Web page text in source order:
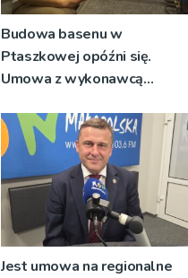
Budowa basenu w
Ptaszkowej opóźni się.
Umowa z wykonawcą
zostanie podpisana
Jest umowa na regionalne